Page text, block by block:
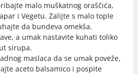
malo muškatnog oraščića,
i Vegetu. Zalijte s malo tople
da bundeva omekša.
a umak nastavite kuhati toliko
sirupa.
maslaca da se umak poveže,
aceto balsamico i pospite